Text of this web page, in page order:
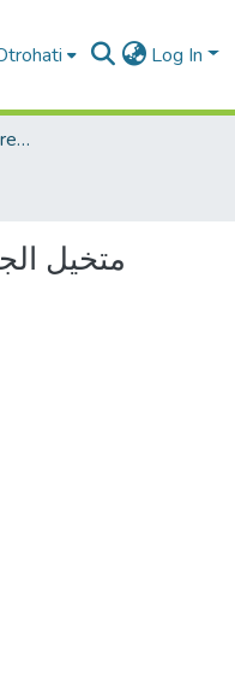
Log In
Université Mohammed Premier - Oujda
متخيل